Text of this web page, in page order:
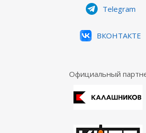
Telegram
ВКОНТАКТЕ
Официальный